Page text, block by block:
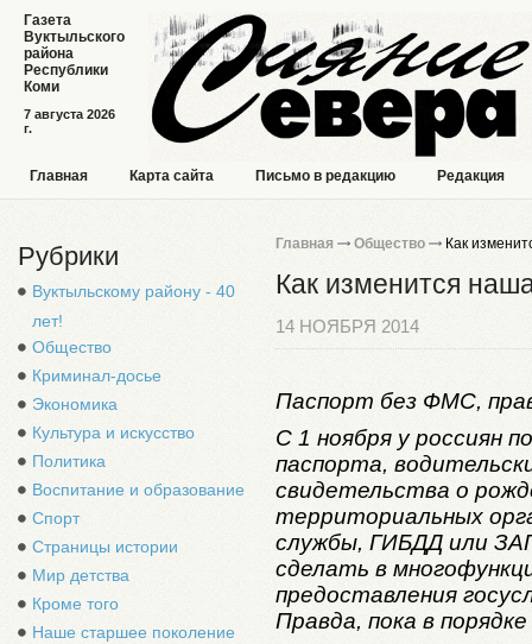
7 августа 2026
г.
Газета
Вуктыльского
района
Республики
Коми
Главная Карта сайта Письмо в редакцию Редакция
Рубрики
Вуктыльскому району - 40
лет!
Общество
Криминал-досье
Экономика
Культура и искусство
Политика
Воспитание и образование
Спорт
Страницы истории
Мир детства
Кроме того
Наше старшее поколение
Главная Общество Как
Как изменится
14 НОЯБРЯ 2014
Паспорт без ФМС,
С 1 ноября у россиян
паспорта,
свидетельства о
территориальных
службы, ГИБДД или
сделать в
предоставления
Правда, пока в